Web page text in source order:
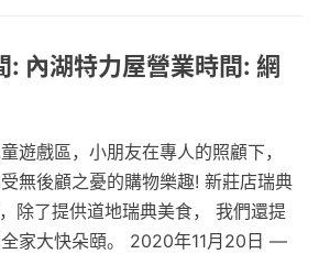
: 內湖特力屋營業時間: 網
遊戲區，小朋友在專人的照顧下，
無後顧之憂的購物樂趣! 新莊店瑞典
除了提供道地瑞典美食， 我們還提
家大快朵頤。 2020年11月20日 —